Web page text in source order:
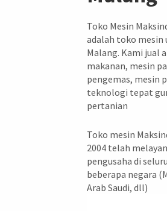
Toko Mesin
adalah toko mesin
Malang. Kami jual
makanan, mesin
pengemas, mesin
teknologi tepat
pertanian
Toko mesin
2004 telah
pengusaha di
beberapa negara
Arab Saudi, dll)